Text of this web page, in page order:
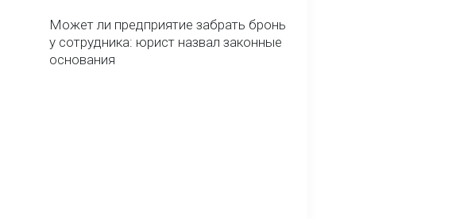
Может ли предприятие забрать бронь
у сотрудника: юрист назвал законные
основания